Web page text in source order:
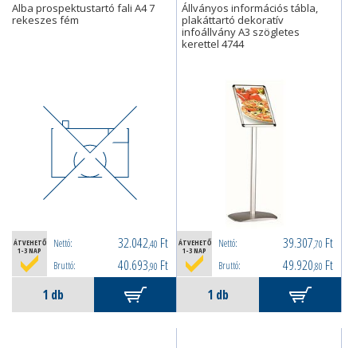
Alba prospektustartó fali A4 7
rekeszes fém
ÁTVEHETŐ
1-3 NAP
Nettó: 32.042,40 Ft
Bruttó: 40.693,90 Ft
Állványos információs tábla,
plakáttartó dekoratív
infoállvány A3 szögletes
kerettel 4744
ÁTVEHETŐ
1-3 NAP
Nettó: 39.307,70 Ft
Bruttó: 49.920,80 Ft